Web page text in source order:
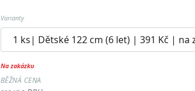
Varianty
na zakázku
BĚŽNÁ CENA